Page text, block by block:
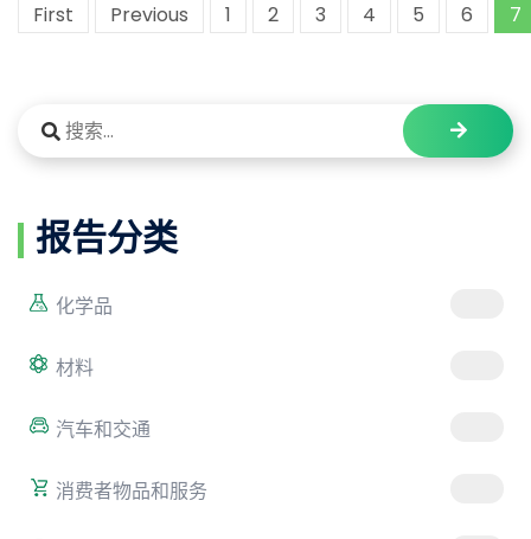
First Previous 1 2 3 4 5 6 7
报告分类
化学品
材料
汽车和交通
消费者物品和服务